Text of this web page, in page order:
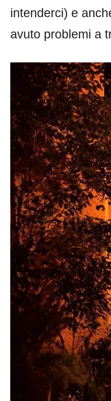
intenderci) e
avuto problemi a